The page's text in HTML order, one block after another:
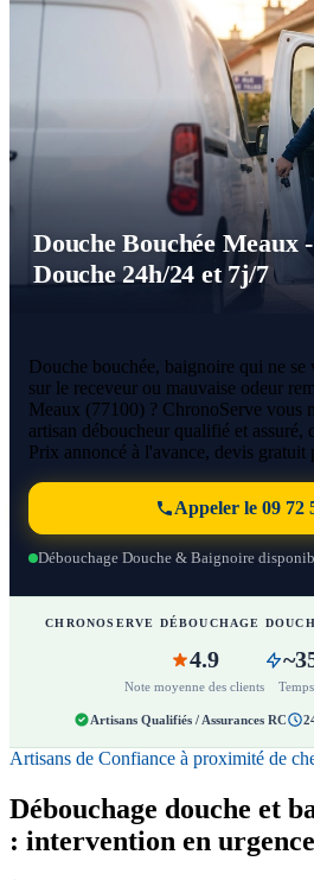
Douche Bouchée Meaux
Douche 24h/24 et 7j/7
Douche bouchée, baignoire qui ne se
sur le receveur ou mauvaise odeur
Meaux (77100) ? ChronoServe vous
artisan déboucheur qualifié et
Prix annoncé à l'avance, devis gratuit
Appeler le 09 72
Débouchage Douche & Baignoire
CHRONOSERVE DÉBOUCHAGE
4.9
Note moyenne des clients
Artisans Qualifiés / Assurances RC
Artisans de Confiance à proximité de
Débouchage douche et
: intervention en